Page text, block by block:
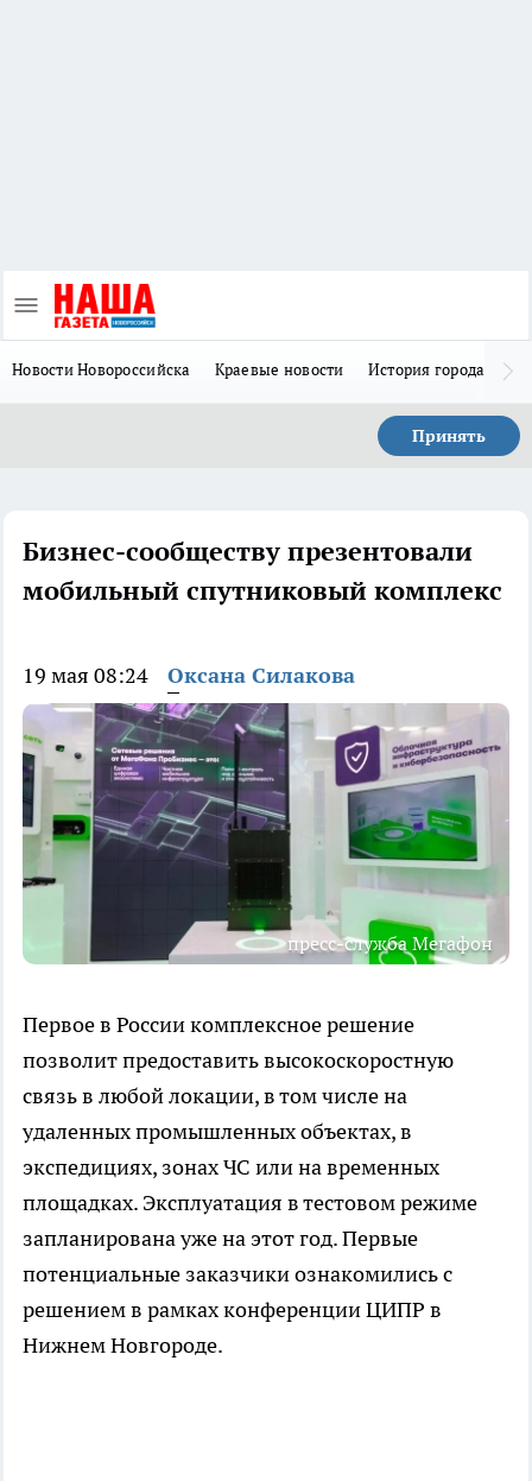
Новости Новороссийска Краевые новости История города Н
Принять
Бизнес-сообществу презентовали
мобильный спутниковый комплекс
19 мая 08:24 Оксана Силакова
пресс-служба Мегафон
Первое в России комплексное решение
позволит предоставить высокоскоростную
связь в любой локации, в том числе на
удаленных промышленных объектах, в
экспедициях, зонах ЧС или на временных
площадках. Эксплуатация в тестовом режиме
запланирована уже на этот год. Первые
потенциальные заказчики ознакомились с
решением в рамках конференции ЦИПР в
Нижнем Новгороде.